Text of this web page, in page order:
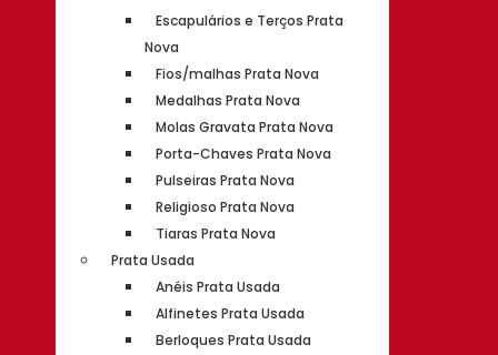
Escapulários e Terços Prata
Nova
Fios/malhas Prata Nova
Medalhas Prata Nova
Molas Gravata Prata Nova
Porta-Chaves Prata Nova
Pulseiras Prata Nova
Religioso Prata Nova
Tiaras Prata Nova
Prata Usada
Anéis Prata Usada
Alfinetes Prata Usada
Berloques Prata Usada